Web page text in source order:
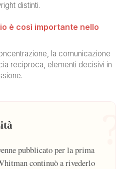
distinti.
è così importante nello
la comunicazione
reciproca, elementi decisivi in
pubblicato per la prima
continuò a rivederlo